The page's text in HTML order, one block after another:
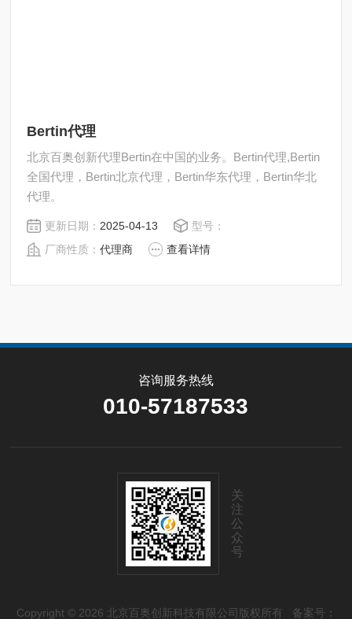
Bertin代理
北京百奥创新代理Bertin在中国的业务。Bertin代理,Bertin
全国代理，Bertin北京代理，Bertin华东代理，Bertin华北
代理。
更新日期： 2025-04-13
型号：
厂商性质：代理商 查看详情
咨询服务热线
010-57187533
关
注
公
众
号
Copyright © 2026 北京百奥创新科技有限公司版权所有 备案号：